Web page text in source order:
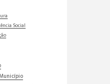
Social